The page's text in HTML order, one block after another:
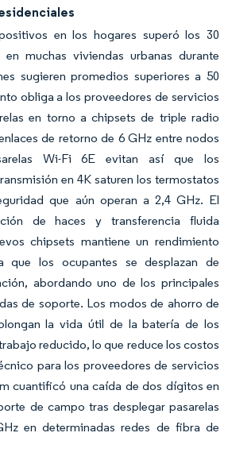
en los hogares superó los 30
muchas viviendas urbanas durante
sugieren promedios superiores a 50
obliga a los proveedores de servicios
en torno a chipsets de triple radio
de retorno de 6 GHz entre nodos
Wi-Fi 6E evitan así que los
en 4K saturen los termostatos
que aún operan a 2,4 GHz. El
de haces y transferencia fluida
chipsets mantiene un rendimiento
que los ocupantes se desplazan de
abordando uno de los principales
de soporte. Los modos de ahorro de
la vida útil de la batería de los
reducido, lo que reduce los costos
para los proveedores de servicios
cuantificó una caída de dos dígitos en
de campo tras desplegar pasarelas
en determinadas redes de fibra de